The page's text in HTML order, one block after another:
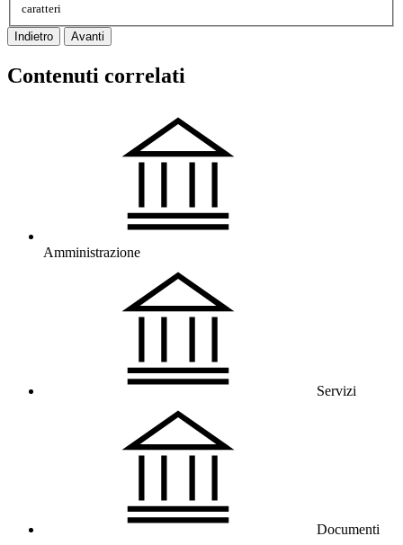
caratteri
Indietro Avanti
Contenuti correlati
Amministrazione
Servizi
Documenti